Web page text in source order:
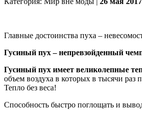
Главные достоинства пуха –
Гусиный пух – непревзойденный
Гусиный пух имеет великолепные
объем воздуха в которых в тысячи
Тепло без веса!
Способность быстро поглощать и